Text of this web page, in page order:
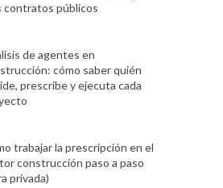
contratos públicos
de agentes en
cómo saber quién
prescribe y ejecuta cada
trabajar la prescripción en el
construcción paso a paso
privada)